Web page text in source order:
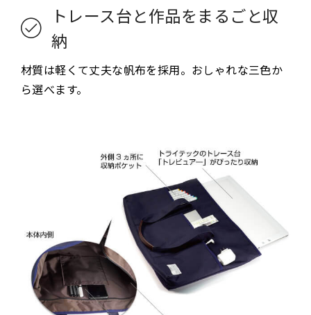
トレース台と作品をまるごと収
納
材質は軽くて丈夫な帆布を採用。おしゃれな三色か
ら選べます。